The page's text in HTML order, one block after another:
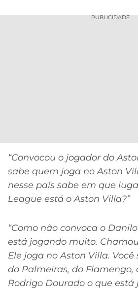
BETANO
CASSINOS
ONLINE
2026
INTERNACIONAL
GRÊMIO
ATLÉTICO
CRUZEIRO
LALIGA
PUBLICIDADE
“Convocou o jogador do
sabe quem joga no Aston
nesse país sabe em que
League está o Aston Villa?”
“Como não convoca o
está jogando muito.
Ele joga no Aston Villa.
do Palmeiras, do Flamengo,
Rodrigo Dourado o que está